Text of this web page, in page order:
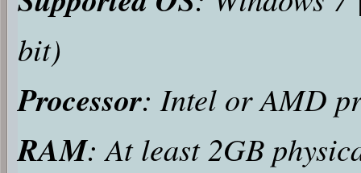
bit)
Processor: Intel or AMD
RAM: At least 2GB